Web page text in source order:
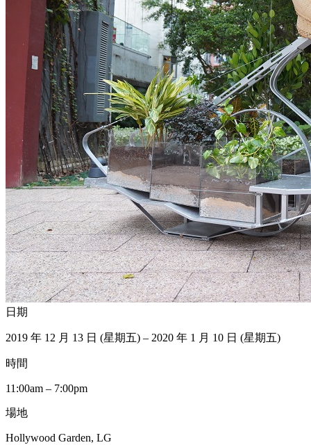
日期
2019 年 12 月 13 日 (星期五) – 2020 年 1 月 10 日 (星期五)
時間
11:00am – 7:00pm
場地
Hollywood Garden, LG